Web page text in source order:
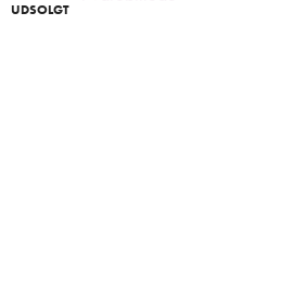
UDSOLGT